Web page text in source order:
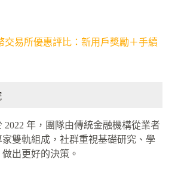
交易所優惠評比：新用戶獎勵＋手續
2022 年，團隊由傳統金融機構從業者
雙軌組成，社群重視基礎研究、學
出更好的決策。